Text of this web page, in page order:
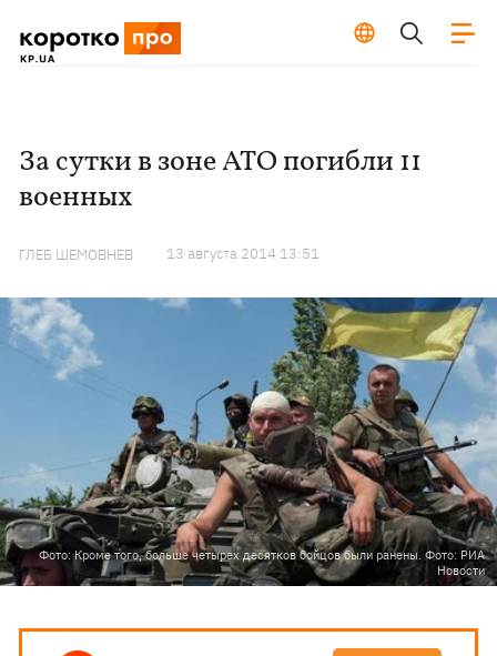
За сутки в зоне АТО погибли 11
военных
ГЛЕБ ШЕМОВНЕВ 13 августа 2014 13:51
Фото: Кроме того, больше четырех десятков бойцов были ранены. Фото: РИА
Новости